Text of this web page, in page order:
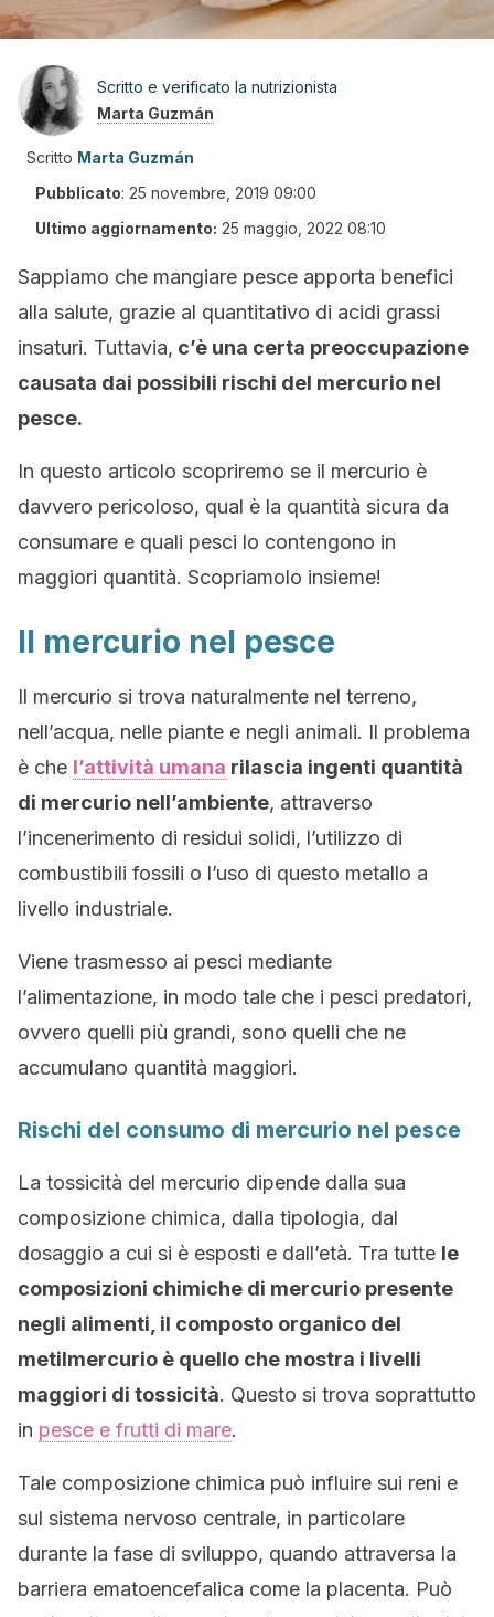
Scritto e verificato la nutrizionista
Marta Guzmán
Scritto Marta Guzmán
Pubblicato: 25 novembre, 2019 09:00
Ultimo aggiornamento: 25 maggio, 2022 08:10
Sappiamo che mangiare pesce apporta benefici
alla salute, grazie al quantitativo di acidi grassi
insaturi. Tuttavia, c’è una certa preoccupazione
causata dai possibili rischi del mercurio nel
pesce.
In questo articolo scopriremo se il mercurio è
davvero pericoloso, qual è la quantità sicura da
consumare e quali pesci lo contengono in
maggiori quantità. Scopriamolo insieme!
Il mercurio nel pesce
Il mercurio si trova naturalmente nel terreno,
nell’acqua, nelle piante e negli animali. Il problema
è che l’attività umana rilascia ingenti quantità
di mercurio nell’ambiente, attraverso
l’incenerimento di residui solidi, l’utilizzo di
combustibili fossili o l’uso di questo metallo a
livello industriale.
Viene trasmesso ai pesci mediante
l’alimentazione, in modo tale che i pesci predatori,
ovvero quelli più grandi, sono quelli che ne
accumulano quantità maggiori.
Rischi del consumo di mercurio nel pesce
La tossicità del mercurio dipende dalla sua
composizione chimica, dalla tipologia, dal
dosaggio a cui si è esposti e dall’età. Tra tutte le
composizioni chimiche di mercurio presente
negli alimenti, il composto organico del
metilmercurio è quello che mostra i livelli
maggiori di tossicità. Questo si trova soprattutto
in pesce e frutti di mare.
Tale composizione chimica può influire sui reni e
sul sistema nervoso centrale, in particolare
durante la fase di sviluppo, quando attraversa la
barriera ematoencefalica come la placenta. Può